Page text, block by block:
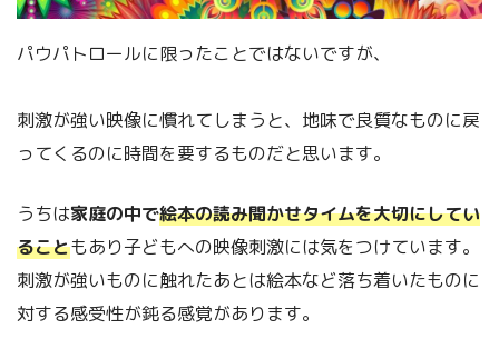
パウパトロールに限ったことではないですが、
刺激が強い映像に慣れてしまうと、地味で良質なものに戻
ってくるのに時間を要するものだと思います。
うちは家庭の中で絵本の読み聞かせタイムを大切にしてい
ることもあり子どもへの映像刺激には気をつけています。
刺激が強いものに触れたあとは絵本など落ち着いたものに
対する感受性が鈍る感覚があります。